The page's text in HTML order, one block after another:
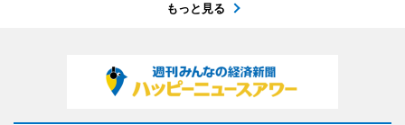
もっと見る